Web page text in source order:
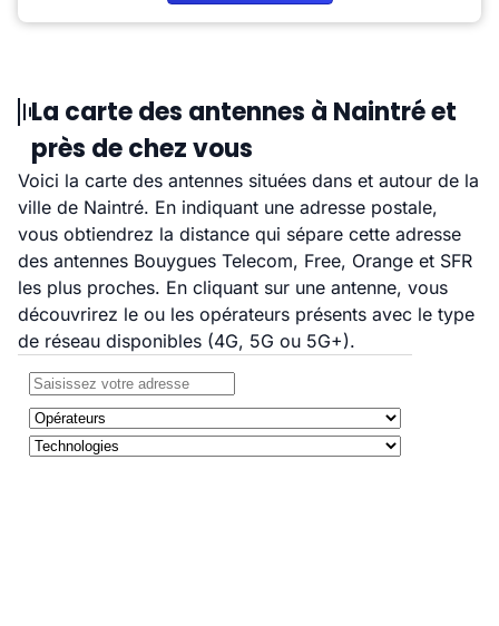
La carte des antennes à Naintré et
près de chez vous
Voici la carte des antennes situées dans et autour de la
ville de Naintré. En indiquant une adresse postale,
vous obtiendrez la distance qui sépare cette adresse
des antennes Bouygues Telecom, Free, Orange et SFR
les plus proches. En cliquant sur une antenne, vous
découvrirez le ou les opérateurs présents avec le type
de réseau disponibles (4G, 5G ou 5G+).